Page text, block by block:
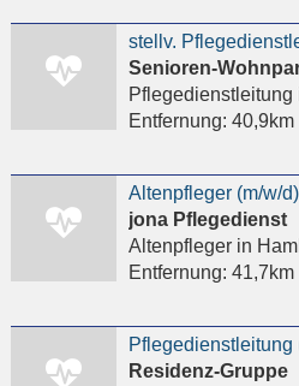
stellv.
Senioren-
Pflegedienstleitung
Entfernung: 40,9km
Altenpfleger (m/w/
jona Pflegedienst
Altenpflegerin
Entfernung: 41,7km
Residenz-Gruppe